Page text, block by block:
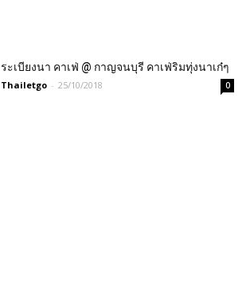
ระเบียงนา คาเฟ่ @ กาญจนบุรี คาเฟ่ริมทุ่งนาเก๋ๆ
Thailetgo - 25/10/2018 0